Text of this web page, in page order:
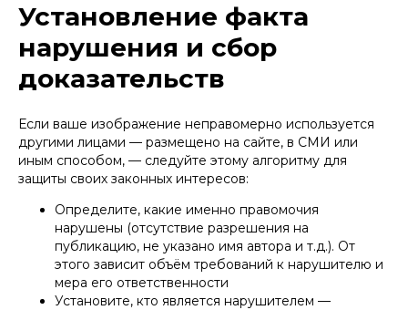
Установление факта
нарушения и сбор
доказательств
Если ваше изображение неправомерно используется
другими лицами — размещено на сайте, в СМИ или
иным способом, — следуйте этому алгоритму для
защиты своих законных интересов:
Определите, какие именно правомочия
нарушены (отсутствие разрешения на
публикацию, не указано имя автора и т.д.). От
этого зависит объём требований к нарушителю и
мера его ответственности
Установите, кто является нарушителем —